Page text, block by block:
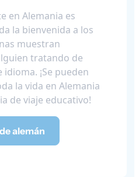
en Alemania es
la bienvenida a los
muestran
tratando de
¡Se pueden
la vida en Alemania
de viaje educativo!
alemán